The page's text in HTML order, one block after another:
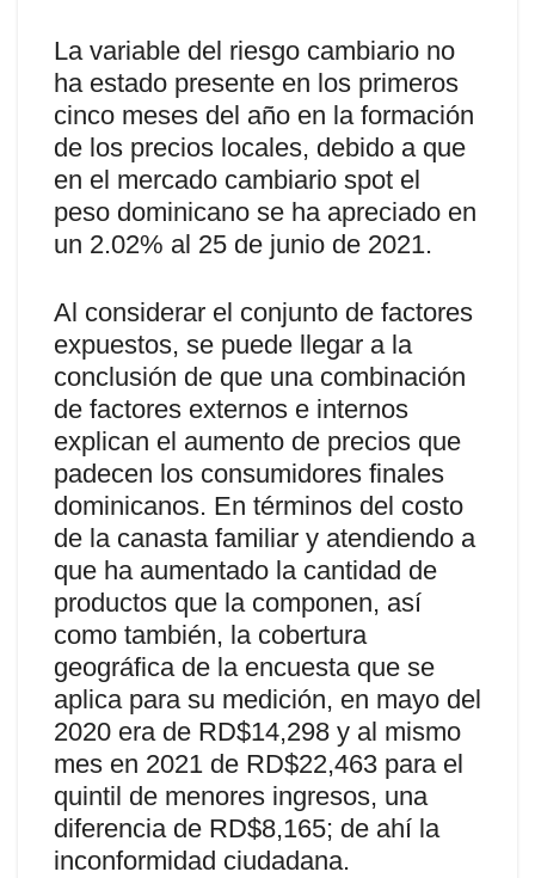
La variable del riesgo cambiario no
ha estado presente en los primeros
cinco meses del año en la formación
de los precios locales, debido a que
en el mercado cambiario spot el
peso dominicano se ha apreciado en
un 2.02% al 25 de junio de 2021.
Al considerar el conjunto de factores
expuestos, se puede llegar a la
conclusión de que una combinación
de factores externos e internos
explican el aumento de precios que
padecen los consumidores finales
dominicanos. En términos del costo
de la canasta familiar y atendiendo a
que ha aumentado la cantidad de
productos que la componen, así
como también, la cobertura
geográfica de la encuesta que se
aplica para su medición, en mayo del
2020 era de RD$14,298 y al mismo
mes en 2021 de RD$22,463 para el
quintil de menores ingresos, una
diferencia de RD$8,165; de ahí la
inconformidad ciudadana.